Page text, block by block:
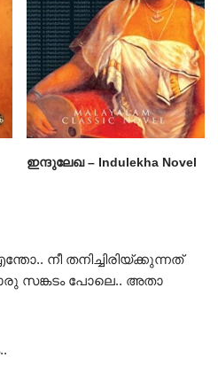
ഇന്ദുലേഖ – Indulekha Novel
നീ തനിച്ചിരിയ്ക്കുന്നത്
സങ്കടം പോലെ.. അതാ